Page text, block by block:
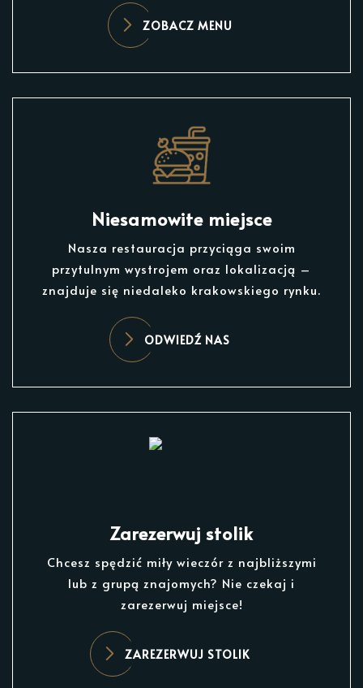
ZOBACZ MENU
Niesamowite miejsce
Nasza restauracja przyciąga swoim
przytulnym wystrojem oraz lokalizacją –
znajduje się niedaleko krakowskiego rynku.
ODWIEDŹ NAS
Zarezerwuj stolik
Chcesz spędzić miły wieczór z najbliższymi
lub z grupą znajomych? Nie czekaj i
zarezerwuj miejsce!
ZAREZERWUJ STOLIK